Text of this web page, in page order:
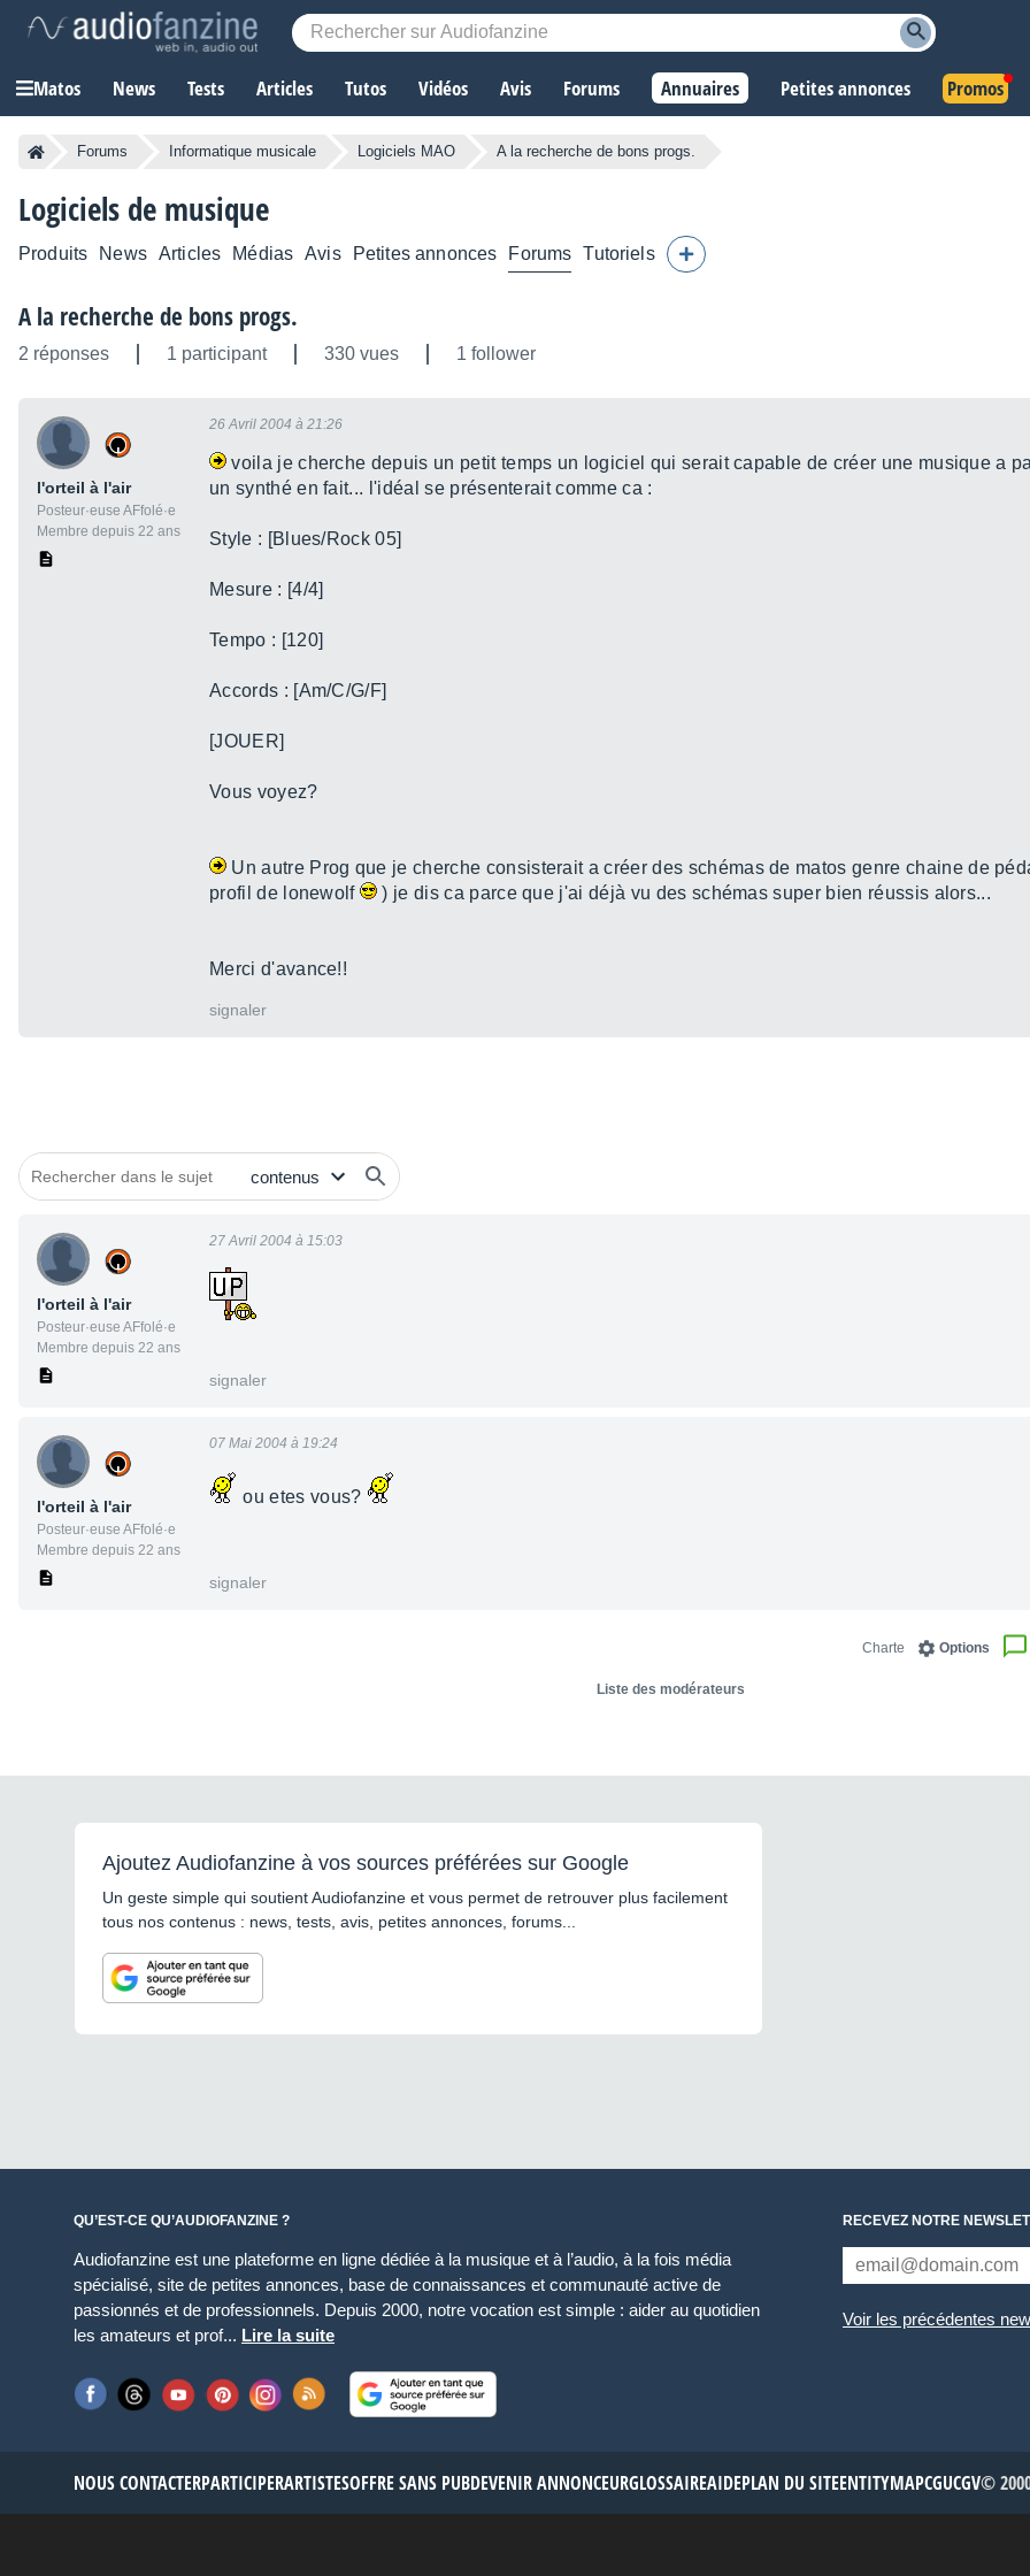
Matos News Tests Articles Tutos Vidéos Avis Forums Annuaires Petites annonces Promos
Forums Informatique musicale Logiciels MAO A la recherche de bons progs.
Logiciels de musique
Produits News Articles Médias Avis Petites annonces Forums Tutoriels
A la recherche de bons progs.
2 réponses 1 participant 330 vues 1 follower
l'orteil à l'air
Posteur·euse AFfolé·e
Membre depuis 22 ans
26 Avril 2004 à 21:26
voila je cherche depuis un petit temps un logiciel qui serait capable de créer une musique a
un synthé en fait... l'idéal se présenterait comme ca :
Style : [Blues/Rock 05]
Mesure : [4/4]
Tempo : [120]
Accords : [Am/C/G/F]
[JOUER]
Vous voyez?
Un autre Prog que je cherche consisterait a créer des schémas de matos genre chaine de
profil de lonewolf
) je dis ca parce que j'ai déjà vu des schémas super bien réussis alors...
Merci d'avance!!
signaler
l'orteil à l'air
Posteur·euse AFfolé·e
Membre depuis 22 ans
27 Avril 2004 à 15:03
signaler
l'orteil à l'air
Posteur·euse AFfolé·e
Membre depuis 22 ans
07 Mai 2004 à 19:24
ou etes vous?
signaler
Options
Charte
Liste des modérateurs
Ajoutez Audiofanzine à vos sources préférées sur Google
Un geste simple qui soutient Audiofanzine et vous permet de retrouver plus facilement
tous nos contenus : news, tests, avis, petites annonces, forums...
QU’EST-CE QU’AUDIOFANZINE ?
Audiofanzine est une plateforme en ligne dédiée à la musique et à l’audio, à la fois média
spécialisé, site de petites annonces, base de connaissances et communauté active de
passionnés et de professionnels. Depuis 2000, notre vocation est simple : aider au quotidien
les amateurs et prof... Lire la suite
RECEVEZ NOTRE
Voir les précédentes
NOUS CONTACTERPARTICIPERARTISTESOFFRE SANS PUBDEVENIR ANNONCEURGLOSSAIREAIDEPLAN DU SITEENTITYMAPCGUCGV©